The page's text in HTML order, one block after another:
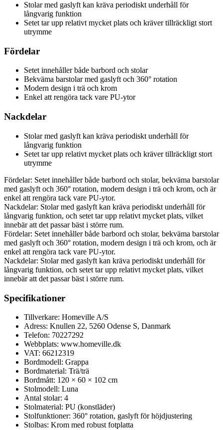
Stolar med gaslyft kan kräva periodiskt underhåll för
långvarig funktion
Setet tar upp relativt mycket plats och kräver tillräckligt stort
utrymme
Fördelar
Setet innehåller både barbord och stolar
Bekväma barstolar med gaslyft och 360° rotation
Modern design i trä och krom
Enkel att rengöra tack vare PU-ytor
Nackdelar
Stolar med gaslyft kan kräva periodiskt underhåll för
långvarig funktion
Setet tar upp relativt mycket plats och kräver tillräckligt stort
utrymme
Fördelar: Setet innehåller både barbord och stolar, bekväma barstolar
med gaslyft och 360° rotation, modern design i trä och krom, och är
enkel att rengöra tack vare PU-ytor.
Nackdelar: Stolar med gaslyft kan kräva periodiskt underhåll för
långvarig funktion, och setet tar upp relativt mycket plats, vilket
innebär att det passar bäst i större rum.
Fördelar: Setet innehåller både barbord och stolar, bekväma barstolar
med gaslyft och 360° rotation, modern design i trä och krom, och är
enkel att rengöra tack vare PU-ytor.
Nackdelar: Stolar med gaslyft kan kräva periodiskt underhåll för
långvarig funktion, och setet tar upp relativt mycket plats, vilket
innebär att det passar bäst i större rum.
Specifikationer
Tillverkare: Homeville A/S
Adress: Knullen 22, 5260 Odense S, Danmark
Telefon: 70227292
Webbplats: www.homeville.dk
VAT: 66212319
Bordmodell: Grappa
Bordmaterial: Trä/trä
Bordmått: 120 × 60 × 102 cm
Stolmodell: Luna
Antal stolar: 4
Stolmaterial: PU (konstläder)
Stolfunktioner: 360° rotation, gaslyft för höjdjustering
Stolbas: Krom med robust fotplatta